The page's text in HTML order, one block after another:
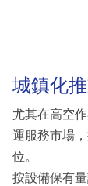
城鎮化
尤其在高空
運服務市場
位。
按設備保有